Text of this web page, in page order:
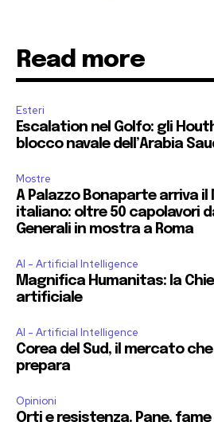
Read more
Esteri
Escalation nel Golfo: gli
blocco navale dell’Arabia
Mostre
A Palazzo Bonaparte arriva il
italiano: oltre 50 capolavori
Generali in mostra a Roma
AI - Artificial Intelligence
Magnifica Humanitas: la
artificiale
AI - Artificial Intelligence
Corea del Sud, il mercato
prepara
Opinioni
Orti e resistenza. Pane,